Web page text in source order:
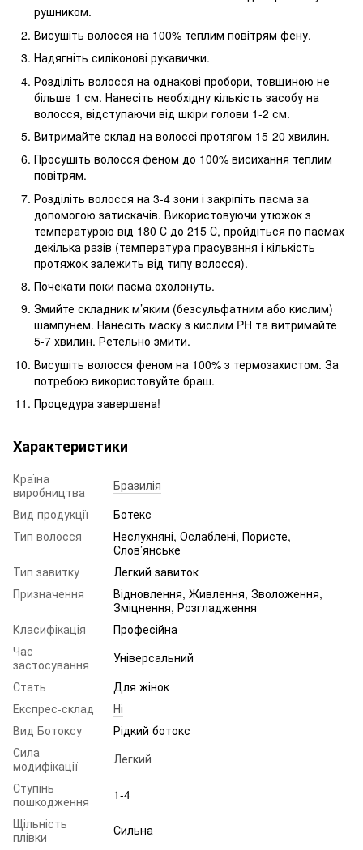
рушником.
Висушіть волосся на 100% теплим повітрям фену.
Надягніть силіконові рукавички.
Розділіть волосся на однакові пробори, товщиною не
більше 1 см. Нанесіть необхідну кількість засобу на
волосся, відступаючи від шкіри голови 1-2 см.
Витримайте склад на волоссі протягом 15-20 хвилин.
Просушіть волосся феном до 100% висихання теплим
повітрям.
Розділіть волосся на 3-4 зони і закріпіть пасма за
допомогою затискачів. Використовуючи утюжок з
температурою від 180 С до 215 С, пройдіться по пасмах
декілька разів (температура прасування і кількість
протяжок залежить від типу волосся).
Почекати поки пасма охолонуть.
Змийте складник м’яким (безсульфатним або кислим)
шампунем. Нанесіть маску з кислим PH та витримайте
5-7 хвилин. Ретельно змити.
Висушіть волосся феном на 100% з термозахистом. За
потребою використовуйте браш.
Процедура завершена!
Характеристики
Країна
виробництва
Бразилія
Вид продукції
Ботекс
Тип волосся
Неслухняні, Ослаблені, Пористе,
Слов’янське
Тип завитку
Легкий завиток
Призначення
Відновлення, Живлення, Зволоження,
Зміцнення, Розгладження
Класифікація
Професійна
Час
застосування
Універсальний
Стать
Для жінок
Експрес-склад
Ні
Вид Ботоксу
Рідкий ботокс
Сила
модифікації
Легкий
Ступінь
пошкодження
1-4
Щільність
плівки
Сильна